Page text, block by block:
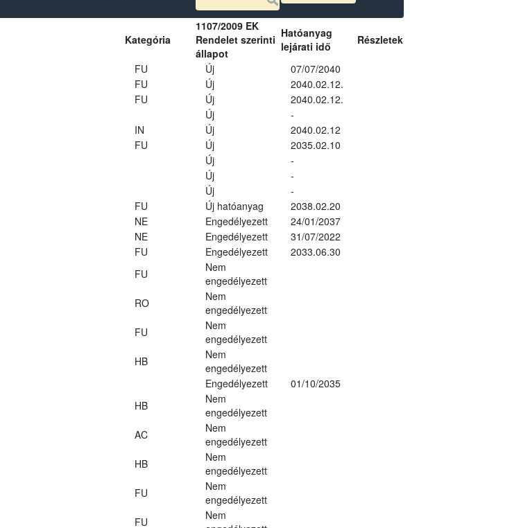
Kategória
1107/2009 EK
Rendelet szerinti
állapot
Hatóanyag
lejárati idő
Részletek
FU Új
07/07/2040
FU Új
2040.02.12.
FU Új
2040.02.12.
Új
-
IN Új
2040.02.12
FU Új
2035.02.10
Új
-
Új
-
Új
-
FU Új hatóanyag
2038.02.20
NE Engedélyezett
24/01/2037
NE Engedélyezett
31/07/2022
FU Engedélyezett
2033.06.30
FU
Nem
engedélyezett
RO
Nem
engedélyezett
FU
Nem
engedélyezett
HB
Nem
engedélyezett
Engedélyezett
01/10/2035
HB
Nem
engedélyezett
AC
Nem
engedélyezett
HB
Nem
engedélyezett
FU
Nem
engedélyezett
FU
Nem